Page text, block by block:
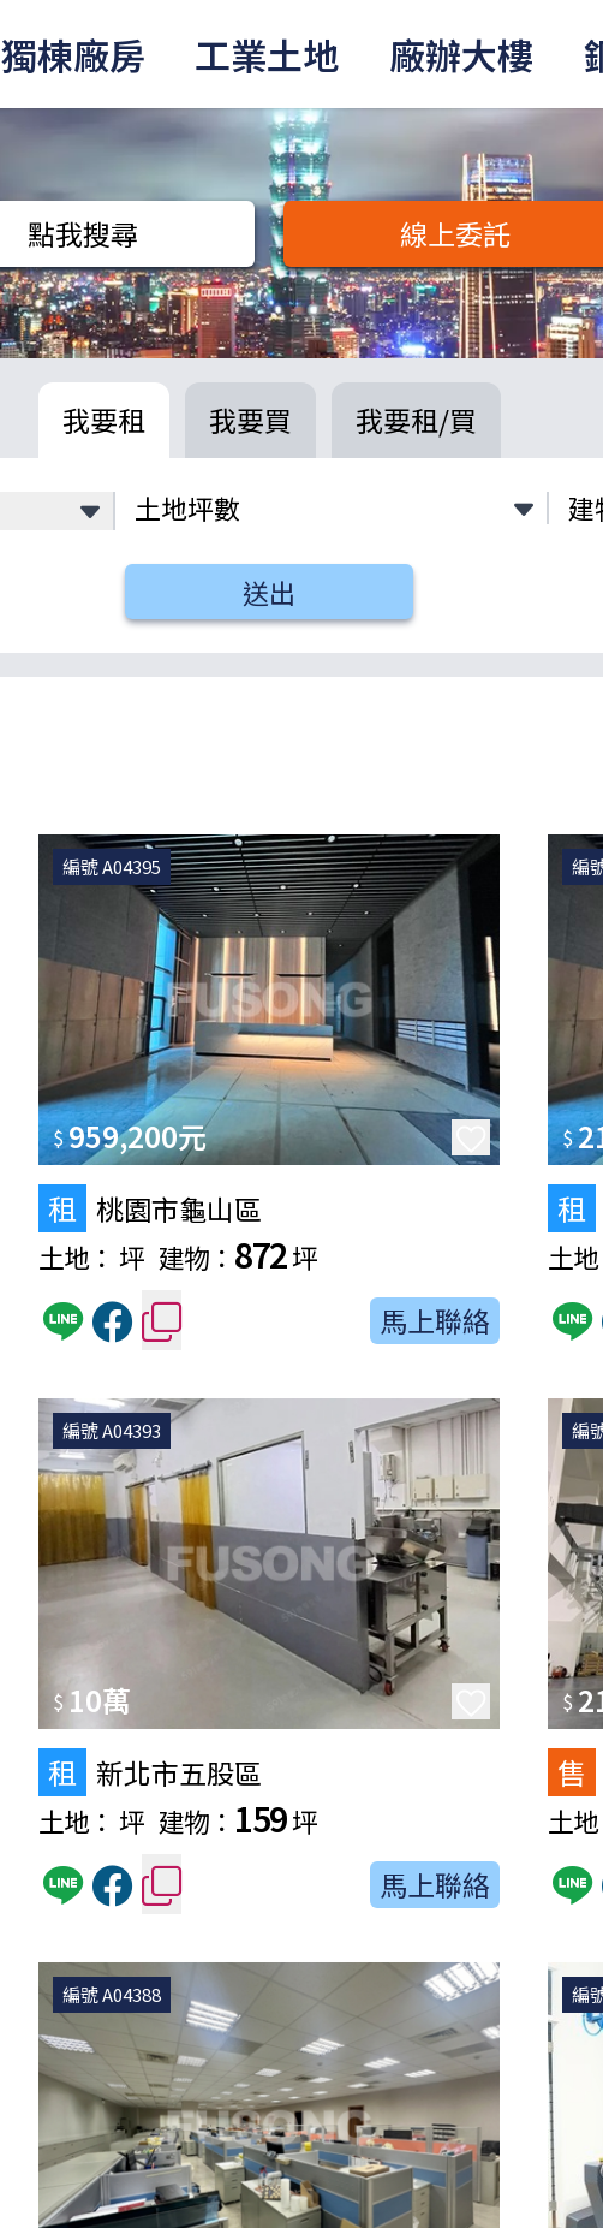
獨棟廠房 工業土地 廠辦大樓
點我搜尋 線上委託
我要租 我要買 我要租/買
送出
編號 A04395
$959,200元
租 桃園市龜山區
土地： 坪 建物： 872坪
馬上聯絡
編
$
租
土地
編號 A04393
$ 10萬
租 新北市五股區
土地： 坪 建物： 159坪
馬上聯絡
編
$
售
土地
編號 A04388 編